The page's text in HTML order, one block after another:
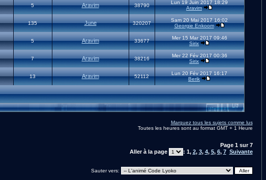
5 Aravim 38790
Lun 19 Juin 2017 18:29
Aravim
135 June 320207
Sam 20 Mai 2017 16:02
Georgie Enkoom
5 Aravim 33677
Mer 15 Mar 2017 09:46
Sirix
7 Aravim 38216
Mer 22 Fév 2017 00:36
Sirix
13 Aravim 52112
Lun 20 Fév 2017 16:17
Berik
Marquez tous les sujets comme lus
Toutes les heures sont au format GMT + 1 Heure
Page 1sur7
Aller à la page
: 1, 2, 3, 4, 5, 6, 7 Suivante
Sauter vers: